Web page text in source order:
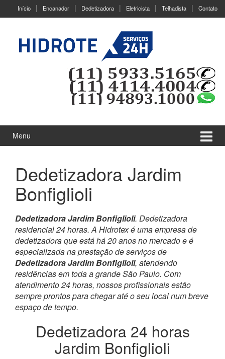
Início Encanador Dedetizadora Eletricista Telhadista Contato
Menu
Dedetizadora Jardim
Bonfiglioli
Dedetizadora Jardim Bonfiglioli. Dedetizadora
residencial 24 horas. A Hidrotex é uma empresa de
dedetizadora que está há 20 anos no mercado e é
especializada na prestação de serviços de
Dedetizadora Jardim Bonfiglioli, atendendo
residências em toda a grande São Paulo. Com
atendimento 24 horas, nossos profissionais estão
sempre prontos para chegar até o seu local num breve
espaço de tempo.
Dedetizadora 24 horas
Jardim Bonfiglioli